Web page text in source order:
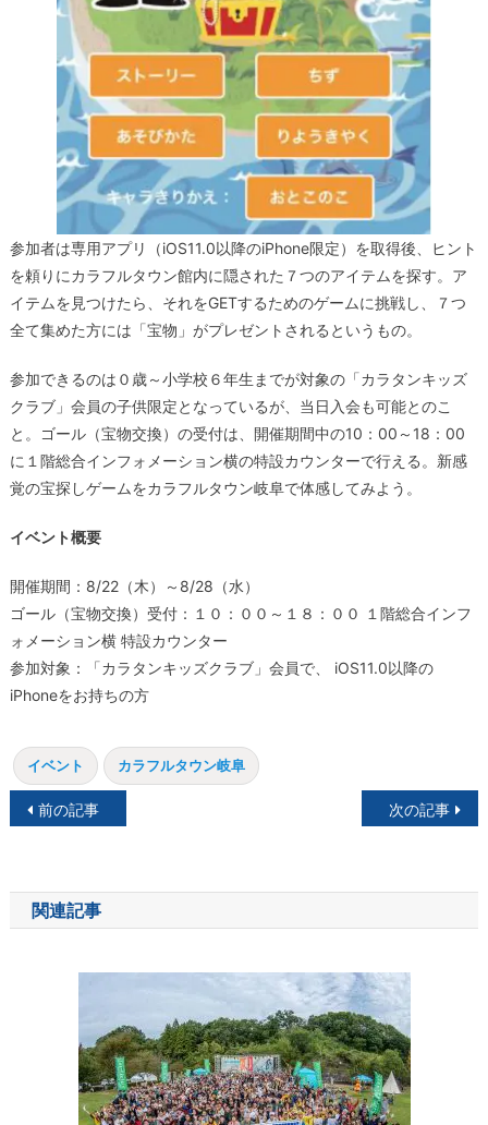
参加者は専用アプリ（iOS11.0以降のiPhone限定）を取得後、ヒント
を頼りにカラフルタウン館内に隠された７つのアイテムを探す。ア
イテムを見つけたら、それをGETするためのゲームに挑戦し、７つ
全て集めた方には「宝物」がプレゼントされるというもの。
参加できるのは０歳～小学校６年生までが対象の「カラタンキッズ
クラブ」会員の子供限定となっているが、当日入会も可能とのこ
と。ゴール（宝物交換）の受付は、開催期間中の10：00～18：00
に１階総合インフォメーション横の特設カウンターで行える。新感
覚の宝探しゲームをカラフルタウン岐阜で体感してみよう。
イベント概要
開催期間：8/22（木）～8/28（水）
ゴール（宝物交換）受付：１０：００～１８：００ １階総合インフ
ォメーション横 特設カウンター
参加対象：「カラタンキッズクラブ」会員で、 iOS11.0以降の
iPhoneをお持ちの方
イベント カラフルタウン岐阜
投
ナ
ビ
前の記事 次の記事
関連記事